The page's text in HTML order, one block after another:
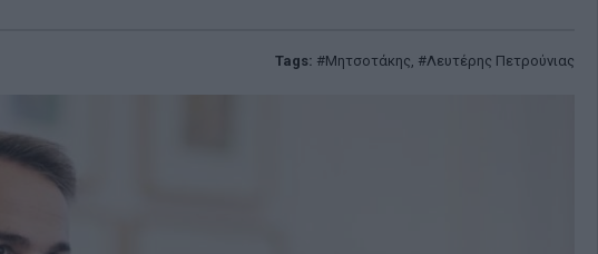
Tags: Μητσοτάκης, Λευτέρης Πετρούνιας